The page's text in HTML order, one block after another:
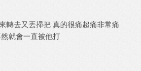
轉去又丟掃把 真的很痛超痛非常痛
就會一直被他打